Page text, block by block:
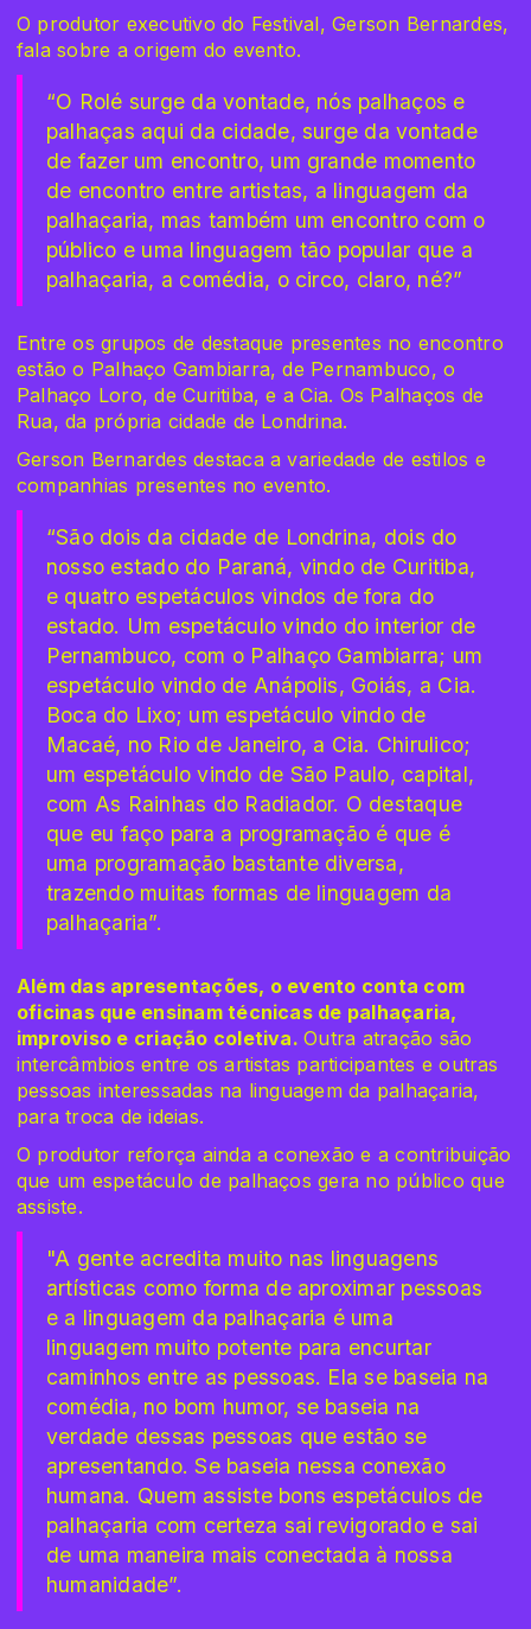
O produtor executivo do Festival, Gerson Bernardes,
fala sobre a origem do evento.
“O Rolé surge da vontade, nós palhaços e
palhaças aqui da cidade, surge da vontade
de fazer um encontro, um grande momento
de encontro entre artistas, a linguagem da
palhaçaria, mas também um encontro com o
público e uma linguagem tão popular que a
palhaçaria, a comédia, o circo, claro, né?”
Entre os grupos de destaque presentes no encontro
estão o Palhaço Gambiarra, de Pernambuco, o
Palhaço Loro, de Curitiba, e a Cia. Os Palhaços de
Rua, da própria cidade de Londrina.
Gerson Bernardes destaca a variedade de estilos e
companhias presentes no evento.
“São dois da cidade de Londrina, dois do
nosso estado do Paraná, vindo de Curitiba,
e quatro espetáculos vindos de fora do
estado. Um espetáculo vindo do interior de
Pernambuco, com o Palhaço Gambiarra; um
espetáculo vindo de Anápolis, Goiás, a Cia.
Boca do Lixo; um espetáculo vindo de
Macaé, no Rio de Janeiro, a Cia. Chirulico;
um espetáculo vindo de São Paulo, capital,
com As Rainhas do Radiador. O destaque
que eu faço para a programação é que é
uma programação bastante diversa,
trazendo muitas formas de linguagem da
palhaçaria”.
Além das apresentações, o evento conta com
oficinas que ensinam técnicas de palhaçaria,
improviso e criação coletiva.Outra atração são
intercâmbios entre os artistas participantes e outras
pessoas interessadas na linguagem da palhaçaria,
para troca de ideias.
O produtor reforça ainda a conexão e a contribuição
que um espetáculo de palhaços gera no público que
assiste.
"A gente acredita muito nas linguagens
artísticas como forma de aproximar pessoas
e a linguagem da palhaçaria é uma
linguagem muito potente para encurtar
caminhos entre as pessoas. Ela se baseia na
comédia, no bom humor, se baseia na
verdade dessas pessoas que estão se
apresentando. Se baseia nessa conexão
humana. Quem assiste bons espetáculos de
palhaçaria com certeza sai revigorado e sai
de uma maneira mais conectada à nossa
humanidade”.